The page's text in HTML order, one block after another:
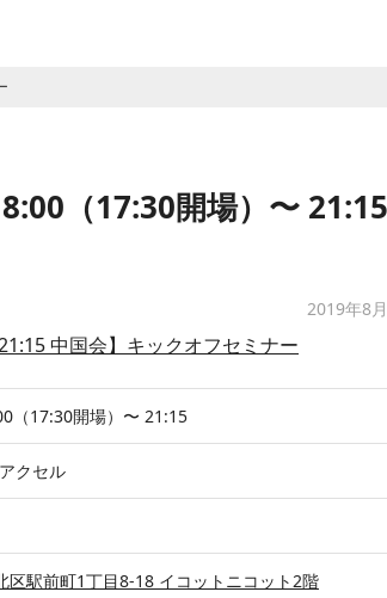
（17:30開場）〜 21:15
2019年8
中国会】キックオフセミナー
（17:30開場）〜 21:15
クセル
区駅前町1丁目8-18 イコットニコット2階